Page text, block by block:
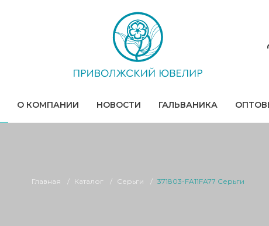
О КОМПАНИИ НОВОСТИ ГАЛЬВАНИКА
Главная Каталог Серьги 371803-FA11FA77 Серьги